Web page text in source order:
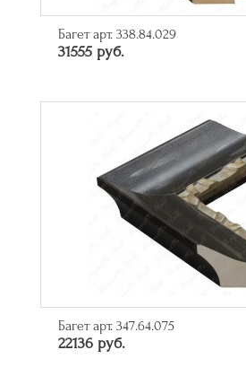
Багет арт. 338.84.029
31555 руб.
Багет арт. 347.64.075
22136 руб.